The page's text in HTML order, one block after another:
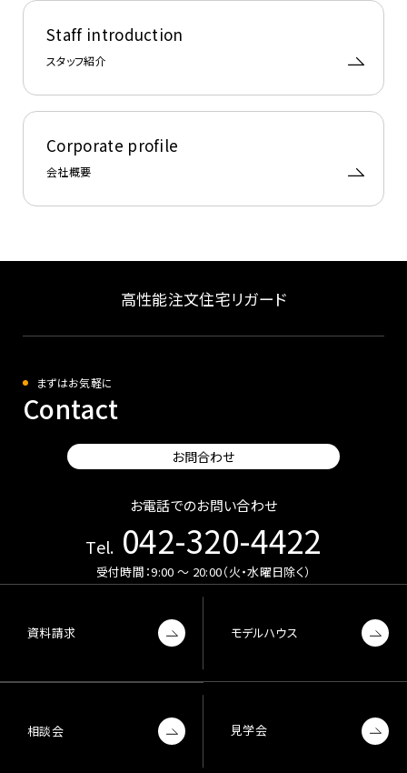
Staff introduction
スタッフ紹介
Corporate profile
会社概要
高性能注文住宅リガード
まずはお気軽に
Contact
お問合わせ
お電話でのお問い合わせ
Tel. 042-320-4422
受付時間：9:00 〜 20:00（火・水曜日除く）
資料請求 モデルハウス
相談会 見学会